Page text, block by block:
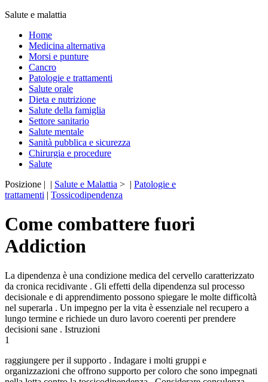
Salute e malattia
Home
Medicina alternativa
Morsi e punture
Cancro
Patologie e trattamenti
Salute orale
Dieta e nutrizione
Salute della famiglia
Settore sanitario
Salute mentale
Sanità pubblica e sicurezza
Chirurgia e procedure
Salute
Posizione | | Salute e Malattia > | Patologie e
trattamenti | Tossicodipendenza
Come combattere fuori
Addiction
La dipendenza è una condizione medica del cervello caratterizzato
da cronica recidivante . Gli effetti della dipendenza sul processo
decisionale e di apprendimento possono spiegare le molte difficoltà
nel superarla . Un impegno per la vita è essenziale nel recupero a
lungo termine e richiede un duro lavoro coerenti per prendere
decisioni sane . Istruzioni
1
raggiungere per il supporto . Indagare i molti gruppi e
organizzazioni che offrono supporto per coloro che sono impegnati